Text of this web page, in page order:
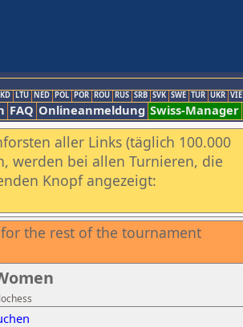
LTU NED POL POR ROU RUS SRB SVK SWE TUR UKR VIE
FAQ Onlineanmeldung Swiss-Manager
aller Links (täglich 100.000
werden bei allen Turnieren, die
Knopf angezeigt:
the rest of the tournament